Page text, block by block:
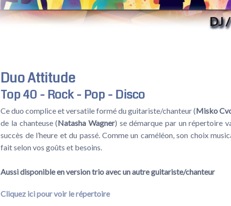
DJ
Duo Attitude
Top 40 - Rock - Pop - Disco
Ce duo complice et versatile formé du guitariste/chanteur (Misko
de la chanteuse (Natasha Wagner) se démarque par un répertoire
succès de l’heure et du passé. Comme un caméléon, son choix
fait selon vos goûts et besoins.
Aussi disponible en version trio avec un autre guitariste/chanteur
Cliquez ici pour voir le répertoire